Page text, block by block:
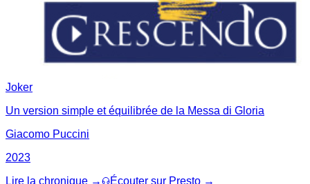
Joker
Un version simple et équilibrée de la Messa di Gloria
Giacomo Puccini
2023
Lire la chronique →
Écouter sur Presto →